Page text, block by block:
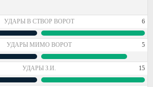
УДАРЫ В СТВОР ВОРОТ 6
УДАРЫ МИМО ВОРОТ 5
УДАРЫ З.И. 15